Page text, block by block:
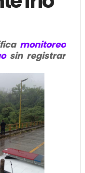
monitoreo
sin registrar